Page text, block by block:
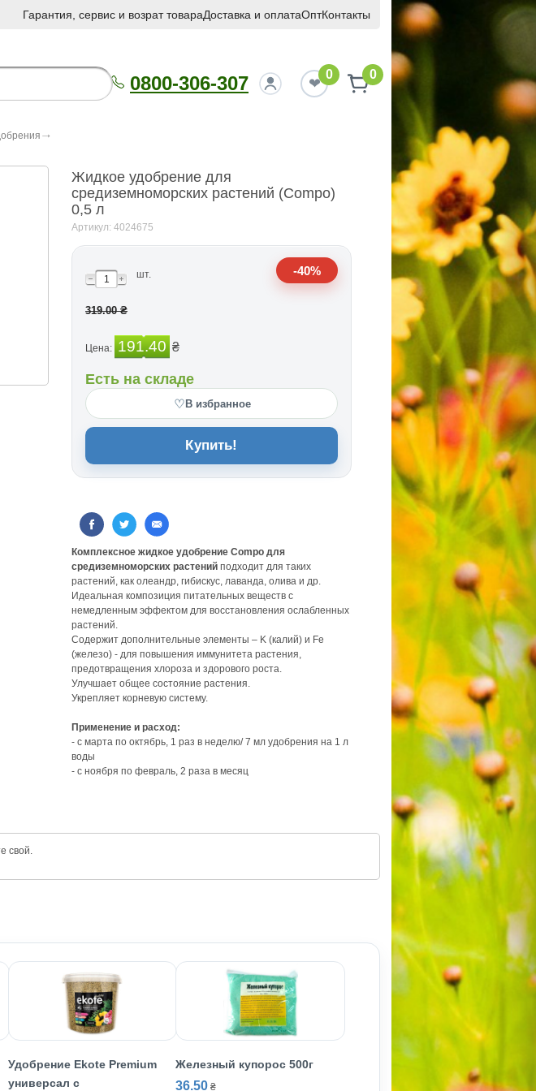
Гарантия, сервис и возрат товараДоставка и оплатаОптКонтакты
0800-306-307 0 0
Жидкое удобрение для
средиземноморских растений (Compo)
0,5 л
Артикул: 4024675
-40%
шт.
319.00 ₴
Цена: 191.40 ₴
Есть на складе
♡В избранное
Купить!
Комплексное жидкое удобрение Compo для
средиземноморских растений подходит для таких
растений, как олеандр, гибискус, лаванда, олива и др.
Идеальная композиция питательных веществ с
немедленным эффектом для восстановления ослабленных
растений.
Содержит дополнительные элементы – K (калий) и Fe
(железо) - для повышения иммунитета растения,
предотвращения хлороза и здорового роста.
Улучшает общее состояние растения.
Укрепляет корневую систему.
Применение и расход:
- с марта по октябрь, 1 раз в неделю/ 7 мл удобрения на 1 л
воды
- с ноября по февраль, 2 раза в месяц
свой.
Удобрение Ekote Premium
универсал с
Железный купорос 500г
36.50 ₴